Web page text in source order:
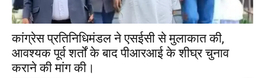
कांग्रेस प्रतिनिधिमंडल ने एसईसी से मुलाकात की,
आवश्यक पूर्व शर्तों के बाद पीआरआई के शीघ्र चुनाव
कराने की मांग की।